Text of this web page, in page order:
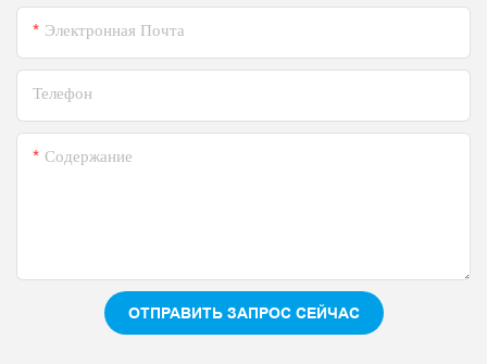
Электронная Почта
Телефон
Содержание
ОТПРАВИТЬ ЗАПРОС СЕЙЧАС